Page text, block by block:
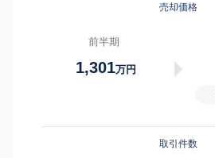
売却価格
前半期
1,301万円
取引件数